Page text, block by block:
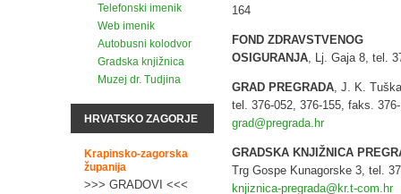
Telefonski imenik
Web imenik
Autobusni kolodvor
Gradska knjižnica
Muzej dr. Tudjina
HRVATSKO ZAGORJE
Krapinsko-zagorska
županija
>>> GRADOVI <<<
164
FOND ZDRAVSTVENOG
OSIGURANJA, Lj. Gaja 8, tel.
GRAD PREGRADA, J. K.
tel. 376-052, 376-155, faks.
grad@pregrada.hr
GRADSKA KNJIŽNICA
Trg Gospe Kunagorske 3, tel.
knjiznica-pregrada@kr.t-com.hr